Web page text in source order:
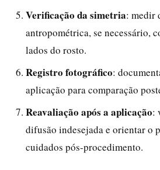
Verificação da simetria: medir
antropométrica, se necessário,
lados do rosto.
Registro fotográfico:
aplicação para comparação
Reavaliação após a aplicação:
difusão indesejada e orientar o
cuidados pós-procedimento.